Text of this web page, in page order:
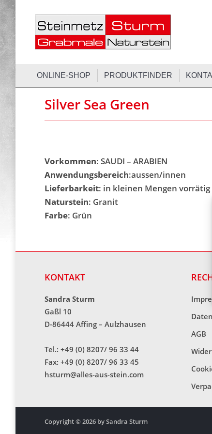
ONLINE-SHOP PRODUKTFINDER
Silver Sea Green
Vorkommen: SAUDI – ARABIEN
Anwendungsbereich:aussen/innen
Lieferbarkeit: in kleinen Mengen
Naturstein: Granit
Farbe: Grün
KONTAKT
Sandra Sturm
Gaßl 10
D-86444 Affing – Aulzhausen
Tel.: +49 (0) 8207/ 96 33 44
Fax: +49 (0) 8207/ 96 33 45
hsturm@alles-aus-stein.com
AGB
Copyright © 2026 by Sandra Sturm
ONLINE-